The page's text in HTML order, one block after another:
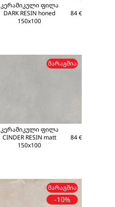
კერამიკული ფილა
DARK RESIN honed
150x100
84€
ᲛᲐᲠᲐᲒᲨᲘᲐ
კერამიკული ფილა
CINDER RESIN matt
150x100
84€
ᲛᲐᲠᲐᲒᲨᲘᲐ
-10%